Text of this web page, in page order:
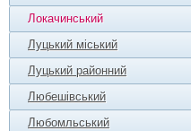
Локачинський
Луцький міський
Луцький районний
Любешівський
Любомльський